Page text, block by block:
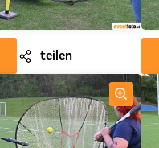
teilen